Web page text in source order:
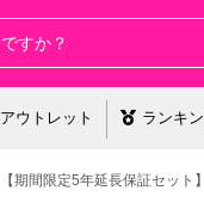
アウトレット ランキ
【期間限定5年延長保証セッ